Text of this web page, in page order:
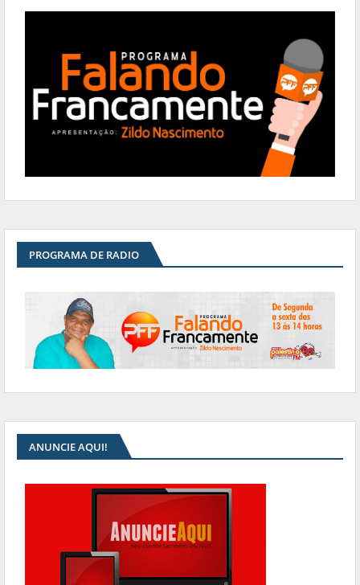
PROGRAMA DE RADIO
ANUNCIE AQUI!